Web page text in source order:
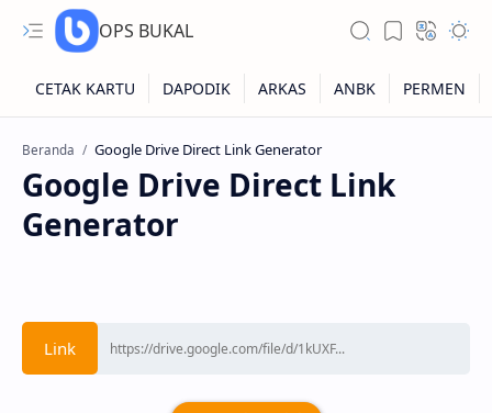
OPS BUKAL
Kartu NUPTK
Kartu NRG
Kartu NISN Massal
Beranda
Google Drive Direct Link
Generator